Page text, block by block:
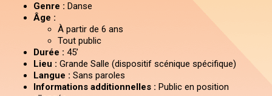
Genre : Danse
Âge :
À partir de 6 ans
Tout public
Durée : 45’
Lieu : Grande Salle (dispositif scénique spécifique)
Langue : Sans paroles
Informations additionnelles : Public en position